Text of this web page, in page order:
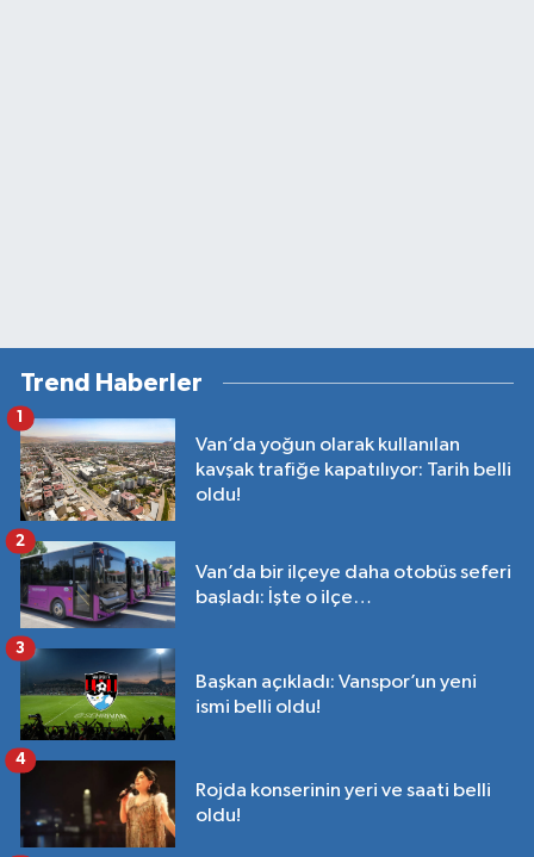
Trend Haberler
Van’da yoğun olarak kullanılan
kavşak trafiğe kapatılıyor: Tarih belli
oldu!
1
Van’da bir ilçeye daha otobüs seferi
başladı: İşte o ilçe…
2
Başkan açıkladı: Vanspor’un yeni
ismi belli oldu!
3
Rojda konserinin yeri ve saati belli
oldu!
4